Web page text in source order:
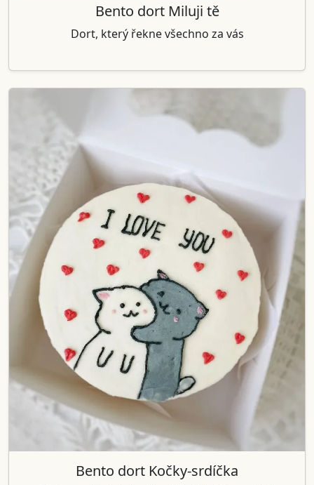
Bento dort Miluji tě
Dort, který řekne všechno za vás
Bento dort Kočky-srdíčka